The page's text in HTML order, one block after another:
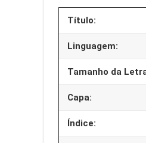
Título:
Linguagem:
Tamanho da
Capa:
Índice: